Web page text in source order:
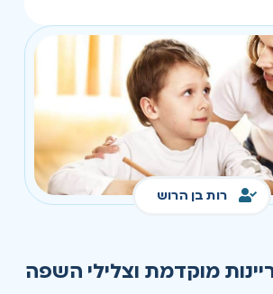
רות בן הרוש
מוקדמת וצלילי השפה